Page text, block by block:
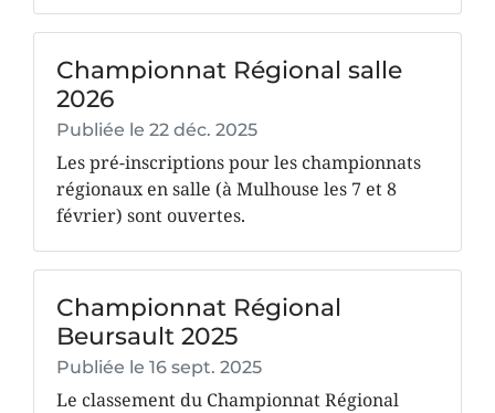
Championnat Régional salle
2026
Publiée le 22 déc. 2025
Les pré-inscriptions pour les championnats
régionaux en salle (à Mulhouse les 7 et 8
février) sont ouvertes.
Championnat Régional
Beursault 2025
Publiée le 16 sept. 2025
Le classement du Championnat Régional